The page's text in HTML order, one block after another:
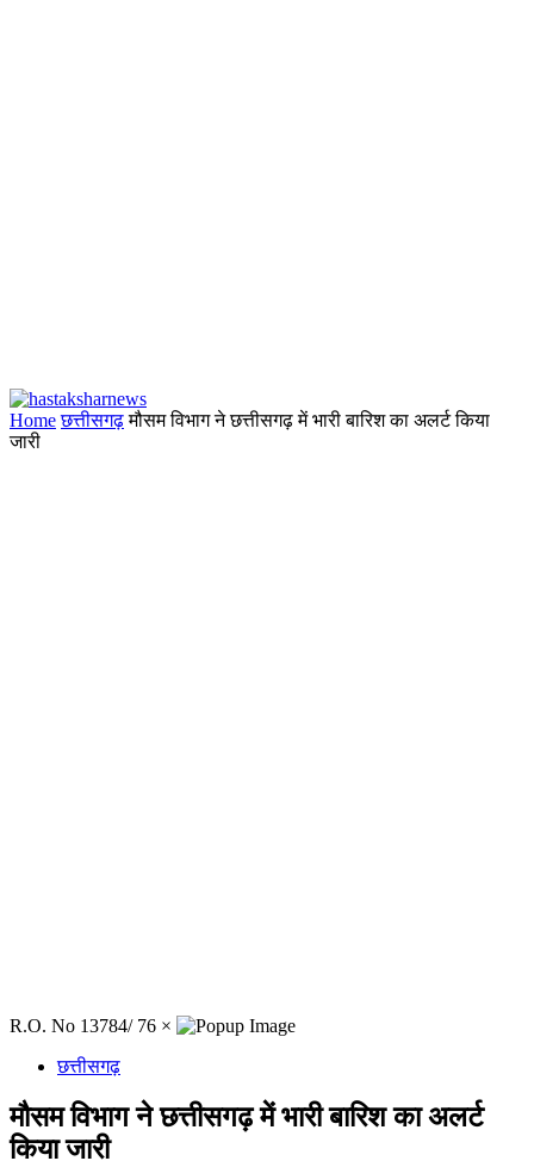
Home छत्तीसगढ़ मौसम विभाग ने छत्तीसगढ़ में भारी बारिश का अलर्ट किया
जारी
R.O. No 13784/ 76 ×
छत्तीसगढ़
मौसम विभाग ने छत्तीसगढ़ में भारी बारिश का अलर्ट
किया जारी